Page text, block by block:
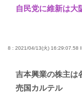
自民党に維新は大
8 : 2021/04/13(火) 16:29:07.58
吉本興業の株主は
売国カルテル